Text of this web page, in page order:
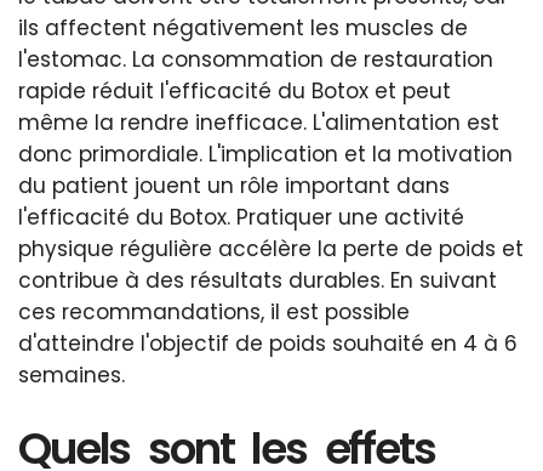
ils affectent négativement les muscles de
l'estomac. La consommation de restauration
rapide réduit l'efficacité du Botox et peut
même la rendre inefficace. L'alimentation est
donc primordiale. L'implication et la motivation
du patient jouent un rôle important dans
l'efficacité du Botox. Pratiquer une activité
physique régulière accélère la perte de poids et
contribue à des résultats durables. En suivant
ces recommandations, il est possible
d'atteindre l'objectif de poids souhaité en 4 à 6
semaines.
Quels sont les effets